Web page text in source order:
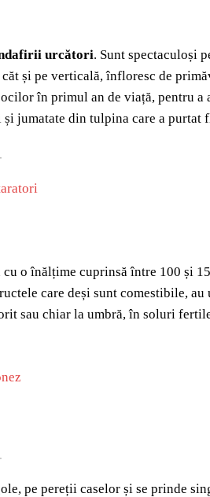
urcători. Sunt spectaculoși
și pe verticală, înfloresc de
în primul an de viață, pentru a
jumatate din tulpina care a purtat
o înălțime cuprinsă între 100 și
care deși sunt comestibile, au
sau chiar la umbră, în soluri
pe pereții caselor și se prinde